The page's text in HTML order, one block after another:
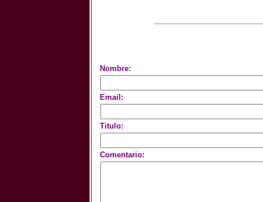
Nombre:
Email:
Titulo:
Comentario: